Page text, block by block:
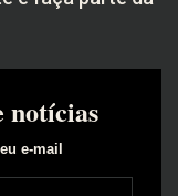
notícias
e-mail